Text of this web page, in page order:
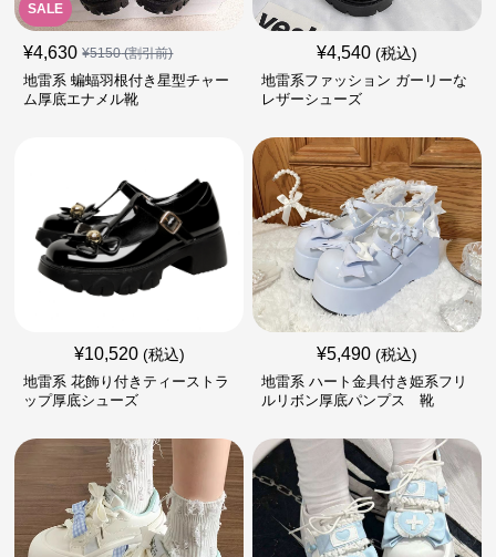
SALE
¥4,630 ¥5150(割引前)
地雷系 蝙蝠羽根付き星型チャー
ム厚底エナメル靴
¥4,540 (税込)
地雷系ファッション ガーリーな
レザーシューズ
¥10,520 (税込)
地雷系 花飾り付きティーストラ
ップ厚底シューズ
¥5,490 (税込)
地雷系 ハート金具付き姫系フリ
ルリボン厚底パンプス 靴